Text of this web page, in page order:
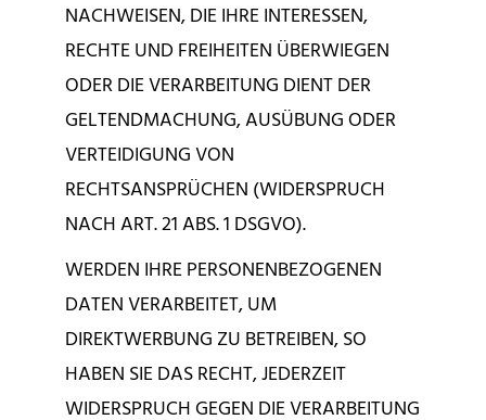
NACHWEISEN, DIE IHRE INTERESSEN,
RECHTE UND FREIHEITEN ÜBERWIEGEN
ODER DIE VERARBEITUNG DIENT DER
GELTENDMACHUNG, AUSÜBUNG ODER
VERTEIDIGUNG VON
RECHTSANSPRÜCHEN (WIDERSPRUCH
NACH ART. 21 ABS. 1 DSGVO).
WERDEN IHRE PERSONENBEZOGENEN
DATEN VERARBEITET, UM
DIREKTWERBUNG ZU BETREIBEN, SO
HABEN SIE DAS RECHT, JEDERZEIT
WIDERSPRUCH GEGEN DIE VERARBEITUNG